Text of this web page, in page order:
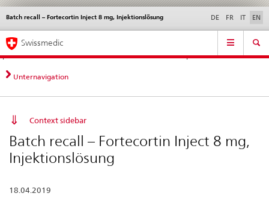
Direct
navigation:
news,
legal
contact
News &
standards
Contact | Support &
Help
Batch recall – Fortecortin Inject 8 mg, Injektionslösung
Languages DE FR IT EN
Service
Main
Navigation
Swissmedic
Unternavigation
Context sidebar
Batch recall – Fortecortin Inject 8 mg,
Injektionslösung
18.04.2019